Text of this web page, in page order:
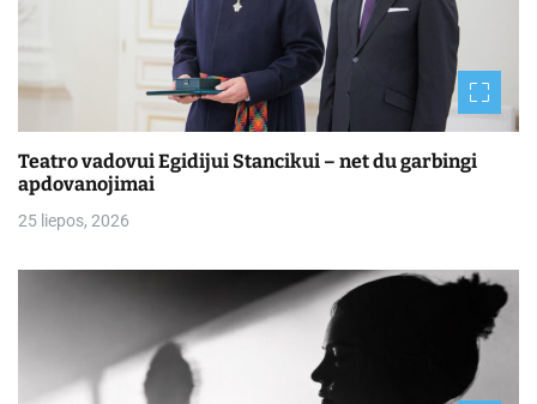
Teatro vadovui Egidijui Stancikui – net du garbingi
apdovanojimai
25 liepos, 2026